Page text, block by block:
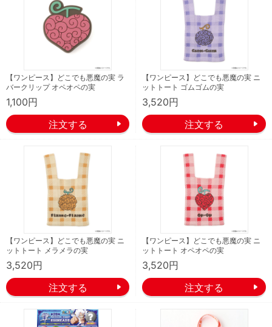
【ワンピース】どこでも悪魔の実 ラ
バークリップ オペオペの実
1,100円
【ワンピース】どこでも悪魔の実 ニ
ットトート ゴムゴムの実
3,520円
【ワンピース】どこでも悪魔の実 ニ
ットトート メラメラの実
3,520円
【ワンピース】どこでも悪魔の実 ニ
ットトート オペオペの実
3,520円